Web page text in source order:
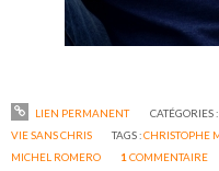
LIEN PERMANENT CATÉGORIES :
VIE SANS CHRIS
TAGS :CHRISTOPHE
MICHEL ROMERO
1 COMMENTAIRE